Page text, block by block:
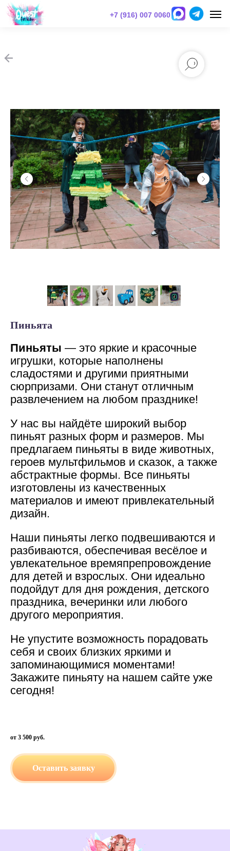
+7 (916) 007 0060
Пиньята
Пиньяты — это яркие и красочные
игрушки, которые наполнены
сладостями и другими приятными
сюрпризами. Они станут отличным
развлечением на любом празднике!
У нас вы найдёте широкий выбор
пиньят разных форм и размеров. Мы
предлагаем пиньяты в виде животных,
героев мультфильмов и сказок, а также
абстрактные формы. Все пиньяты
изготовлены из качественных
материалов и имеют привлекательный
дизайн.
Наши пиньяты легко подвешиваются и
разбиваются, обеспечивая весёлое и
увлекательное времяпрепровождение
для детей и взрослых. Они идеально
подойдут для дня рождения, детского
праздника, вечеринки или любого
другого мероприятия.
Не упустите возможность порадовать
себя и своих близких яркими и
запоминающимися моментами!
Закажите пиньяту на нашем сайте уже
сегодня!
от 3 500 руб.
Оставить заявку